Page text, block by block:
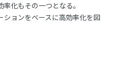
化もその一つとなる。
ョンをベースに高効率化を図